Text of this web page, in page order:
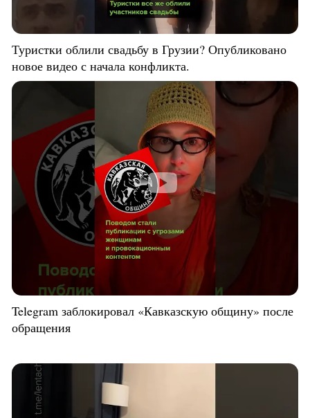
Туристки облили свадьбу в Грузии? Опубликовано
новое видео с начала конфликта.
Telegram заблокировал «Кавказскую общину» после
обращения